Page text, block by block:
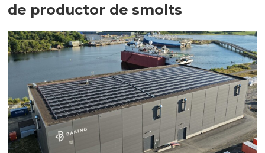
de productor de smolts